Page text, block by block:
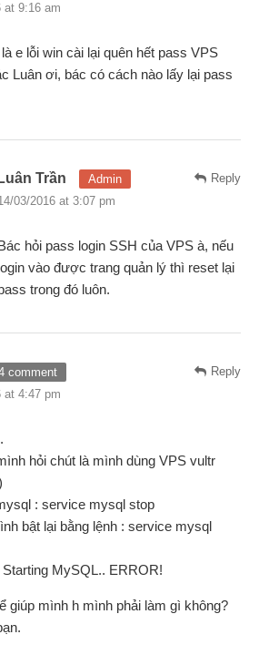
at 9:16 am
e lỗi win cài lại quên hết pass VPS
Luân ơi, bác có cách nào lấy lại pass
Reply
Luân Trần
Admin
03/2016 at 3:07 pm
hỏi pass login SSH của VPS à, nếu
vào được trang quản lý thì reset lại
trong đó luôn.
Reply
comment
at 4:47 pm
hỏi chút là mình dùng VPS vultr
: service mysql stop
bật lại bằng lệnh : service mysql
Starting MySQL.. ERROR!
giúp mình h mình phải làm gì không?